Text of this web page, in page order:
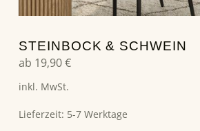
STEINBOCK & SCHWEIN
ab 19,90€
inkl. MwSt.
Lieferzeit: 5-7 Werktage